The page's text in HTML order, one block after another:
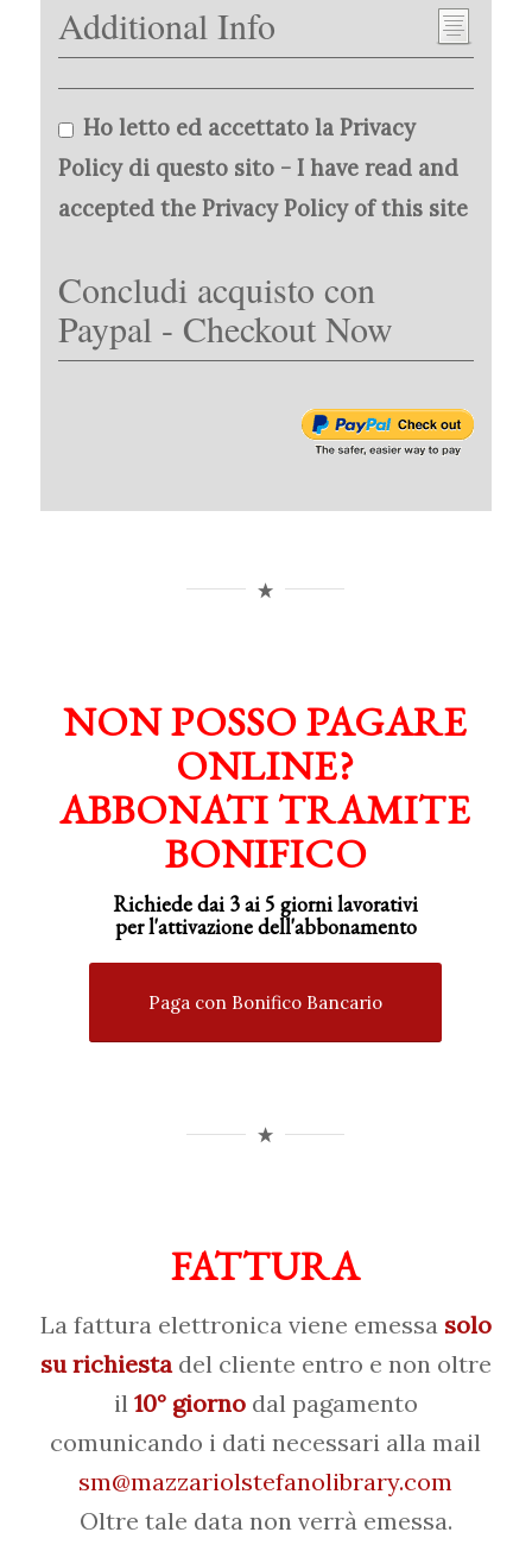
Additional Info
Ho letto ed accettato la Privacy
Policy di questo sito - I have read and
accepted the Privacy Policy of this site
Concludi acquisto con
Paypal - Checkout Now
NON POSSO PAGARE
ONLINE?
ABBONATI TRAMITE
BONIFICO
Richiede dai 3 ai 5 giorni lavorativi
perl'attivazionedell'abbonamento
Paga con Bonifico Bancario
FATTURA
La fattura elettronica viene emessasolo
su richiestadel cliente entro e non oltre
il 10° giornodal pagamento
comunicando i dati necessari alla mail
sm@mazzariolstefanolibrary.com
Oltre tale data non verrà emessa.